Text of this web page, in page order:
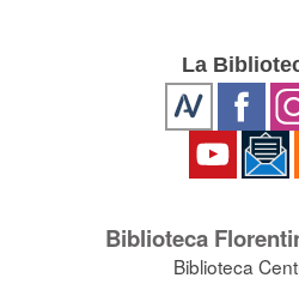
La
Biblioteca
Biblioteca